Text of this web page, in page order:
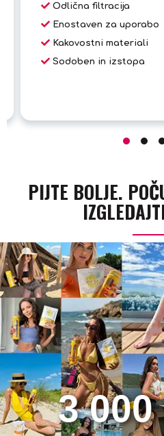
Odlična filtracija
Enostaven za uporabo
Kakovostni materiali
Sodoben in izstopa
PIJTE BOLJE.
3 000